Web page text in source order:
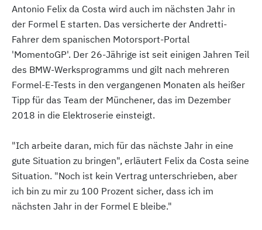
Antonio Felix da Costa wird auch im nächsten Jahr in
der Formel E starten. Das versicherte der Andretti-
Fahrer dem spanischen Motorsport-Portal
'MomentoGP'. Der 26-Jährige ist seit einigen Jahren Teil
des BMW-Werksprogramms und gilt nach mehreren
Formel-E-Tests in den vergangenen Monaten als heißer
Tipp für das Team der Münchener, das im Dezember
2018 in die Elektroserie einsteigt.
"Ich arbeite daran, mich für das nächste Jahr in eine
gute Situation zu bringen", erläutert Felix da Costa seine
Situation. "Noch ist kein Vertrag unterschrieben, aber
ich bin zu mir zu 100 Prozent sicher, dass ich im
nächsten Jahr in der Formel E bleibe."